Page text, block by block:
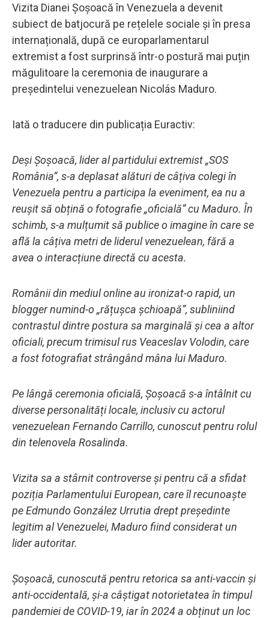
Vizita Dianei Șoșoacă în Venezuela a devenit
subiect de batjocură pe rețelele sociale și în presa
internațională, după ce europarlamentarul
extremist a fost surprinsă într-o postură mai puțin
măgulitoare la ceremonia de inaugurare a
președintelui venezuelean Nicolás Maduro.
Iată o traducere din publicația Euractiv:
Deși Șoșoacă, lider al partidului extremist „SOS
România”, s-a deplasat alături de câțiva colegi în
Venezuela pentru a participa la eveniment, ea nu a
reușit să obțină o fotografie „oficială” cu Maduro. În
schimb, s-a mulțumit să publice o imagine în care se
află la câțiva metri de liderul venezuelean, fără a
avea o interacțiune directă cu acesta.
Românii din mediul online au ironizat-o rapid, un
blogger numind-o „rățușca șchioapă”, subliniind
contrastul dintre postura sa marginală și cea a altor
oficiali, precum trimisul rus Veaceslav Volodin, care
a fost fotografiat strângând mâna lui Maduro.
Pe lângă ceremonia oficială, Șoșoacă s-a întâlnit cu
diverse personalități locale, inclusiv cu actorul
venezuelean Fernando Carrillo, cunoscut pentru rolul
din telenovela Rosalinda.
Vizita sa a stârnit controverse și pentru că a sfidat
poziția Parlamentului European, care îl recunoaște
pe Edmundo González Urrutia drept președinte
legitim al Venezuelei, Maduro fiind considerat un
lider autoritar.
Șoșoacă, cunoscută pentru retorica sa anti-vaccin și
anti-occidentală, și-a câștigat notorietatea în timpul
pandemiei de COVID-19, iar în 2024 a obținut un loc